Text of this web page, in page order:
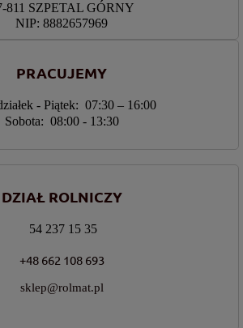
811 SZPETAL GÓRNY
NIP: 8882657969
PRACUJEMY
- Piątek: 07:30 – 16:00
Sobota: 08:00 - 13:30
DZIAŁ ROLNICZY
54 237 15 35
+48 662 108 693
sklep@rolmat.pl